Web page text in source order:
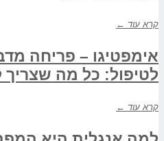
קרא עוד ←
אימפטיגו – פריחה
לטיפול: כל מה
קרא עוד ←